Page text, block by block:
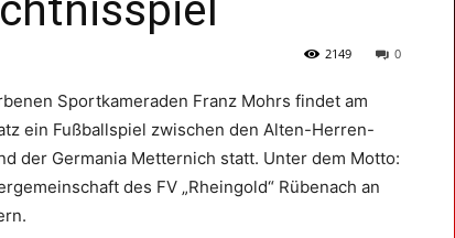
0
2149
Sportkameraden Franz Mohrs findet am
ein Fußballspiel zwischen den Alten-Herren-
der Germania Metternich statt. Unter dem Motto:
des FV „Rheingold“ Rübenach an